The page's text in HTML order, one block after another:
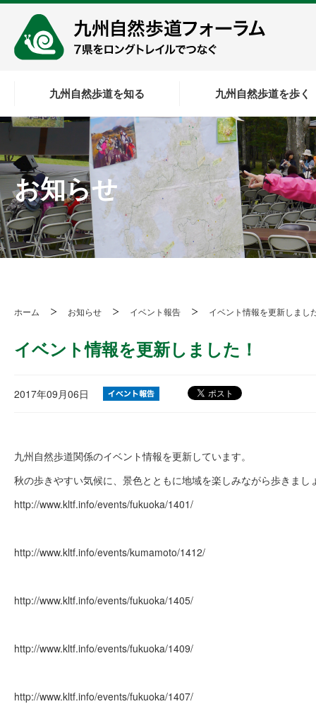
九州自然歩道を知る 九州自然歩道を歩く
お知らせ
ホーム お知らせ イベント報告 イベント情報を更新しまし
イベント情報を更新しました！
2017年09月06日
九州自然歩道関係のイベント情報を更新しています。
秋の歩きやすい気候に、景色とともに地域を楽しみながら歩きまし
http://www.kltf.info/events/fukuoka/1401/
http://www.kltf.info/events/kumamoto/1412/
http://www.kltf.info/events/fukuoka/1405/
http://www.kltf.info/events/fukuoka/1409/
http://www.kltf.info/events/fukuoka/1407/